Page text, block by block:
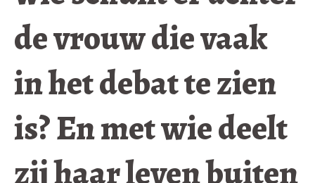
de vrouw die vaak
in het debat te zien
is? En met wie deelt
zij haar leven buiten